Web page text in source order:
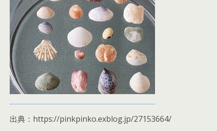
出典：https://pinkpinko.exblog.jp/27153664/